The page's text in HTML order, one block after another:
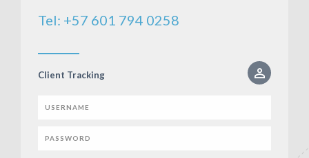
Tel: +57 601 794 0258
Client Tracking